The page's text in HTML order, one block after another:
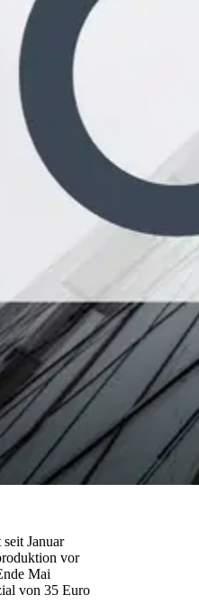
Januar
vor
Mai
von 35 Euro